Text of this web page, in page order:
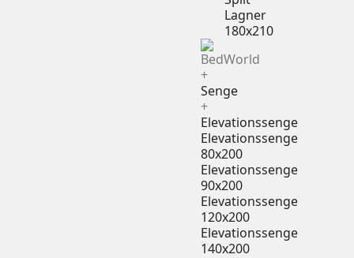
Lagner
180x210
+
Senge
+
Elevationssenge
Elevationssenge
80x200
Elevationssenge
90x200
Elevationssenge
120x200
Elevationssenge
140x200